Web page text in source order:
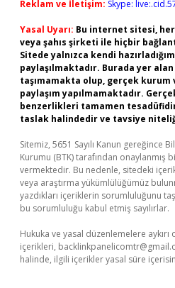
Reklam ve İletişim: Skype:
Yasal Uyarı: Bu internet sitesi,
veya şahıs şirketi ile hiçbir
Sitede yalnızca kendi
paylaşılmaktadır. Burada yer
taşımamakta olup, gerçek kurum
paylaşım yapılmamaktadır.
benzerlikleri tamamen
taslak halindedir ve tavsiye
Sitemiz, 5651 Sayılı Kanun gereğince
Kurumu (BTK) tarafından onaylanmış
vermektedir. Bu nedenle, sitedeki
veya araştırma yükümlülüğümüz
yazdıkları içeriklerin sorumluluğunu
bu sorumluluğu kabul etmiş sayılırlar.
Hukuka ve yasal düzenlemelere
içerikleri,
halinde, ilgili içerikler yasal süre